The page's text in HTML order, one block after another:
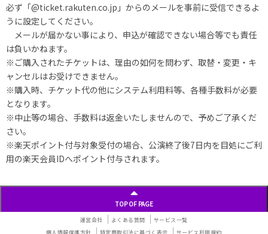
必ず「@ticket.rakuten.co.jp」からのメールを事前に受信できるよ
うに設定してください。
メールが届かない事により、申込が確認できない場合等でも責任
は負いかねます。
※ご購入されたチケットは、理由の如何を問わず、取替・変更・キ
ャンセルはお受けできません。
※購入時、チケット代の他にシステム利用料等、各種手数料が必要
となります。
※中止等の場合、手数料は返金いたしませんので、予めご了承くだ
さい。
※楽天ポイント付与対象受付の場合、公演終了後7日内を目処にご利
用の楽天会員IDへポイント付与されます。
TOP OF PAGE
運営会社 よくある質問
サービス一覧
個人情報保護方針
特定商取引法に基づく表示 サービス利用規約